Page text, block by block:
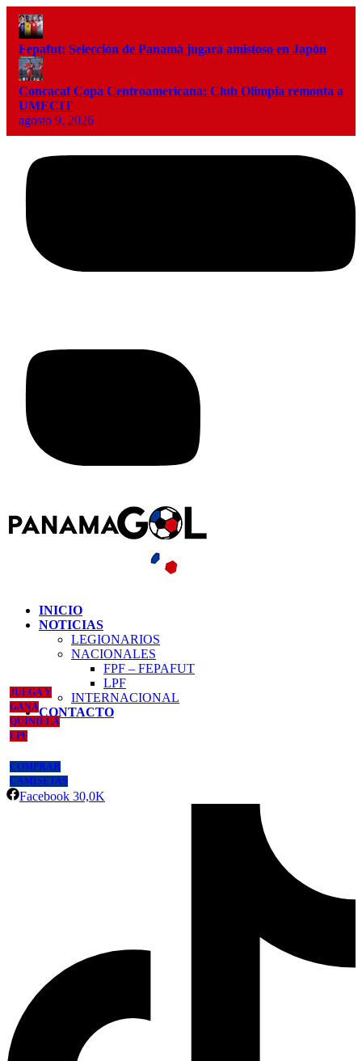
Fepafut: Selección de Panamá jugará amistoso en Japón
Concacaf Copa Centroamericana: Club Olimpia remonta a
UMECIT
agosto 9, 2026
INICIO
NOTICIAS
LEGIONARIOS
NACIONALES
FPF – FEPAFUT
LPF
INTERNACIONAL
CONTACTO
JUEGA Y
GANA
QUINIELA
LPF
COMPRAR
CAMISETAS
Facebook 30,0K